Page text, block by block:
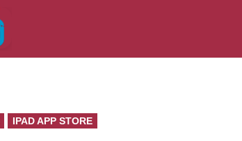
IPAD APP STORE